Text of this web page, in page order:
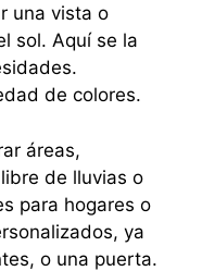
una vista o
sol. Aquí se la
de colores.
áreas,
de lluvias o
para hogares o
ya
o una puerta.